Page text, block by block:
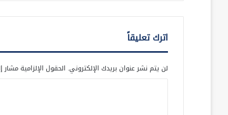
اترك تعليقاً
لن يتم نشر عنوان بريدك الإلكتروني. الحقول الإلزامية مشار